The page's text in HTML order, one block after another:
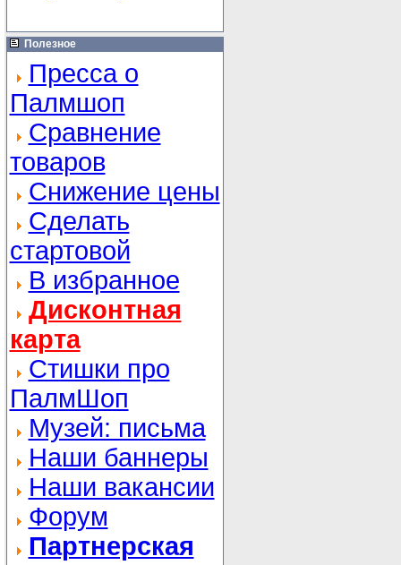
Полезное
Пресса о
Палмшоп
Сравнение
товаров
Снижение цены
Сделать
стартовой
В избранное
Дисконтная
карта
Стишки про
ПалмШоп
Музей: письма
Наши баннеры
Наши вакансии
Форум
Партнерская